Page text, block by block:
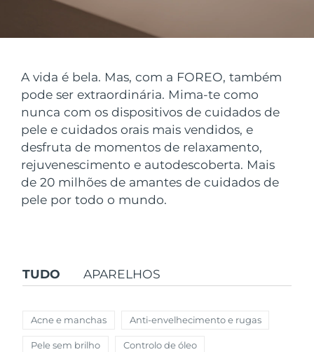
A vida é bela. Mas, com a FOREO, também
pode ser extraordinária. Mima-te como
nunca com os dispositivos de cuidados de
pele e cuidados orais mais vendidos, e
desfruta de momentos de relaxamento,
rejuvenescimento e autodescoberta. Mais
de 20 milhões de amantes de cuidados de
pele por todo o mundo.
TUDO APARELHOS
Acne e manchas Anti-envelhecimento e rugas
Pele sem brilho Controlo de óleo
issa™ Teeth Whitening Set
FAQ™ Dual LED Panel
POPULAR
País de envio
Estados Unidos Entrega prevista8/12/26
Reino Unido Entrega prevista8/11/26
Espanha Entrega prevista8/11/26
Austrália Entrega prevista8/14/26
Canadá
Austrália Entrega prevista